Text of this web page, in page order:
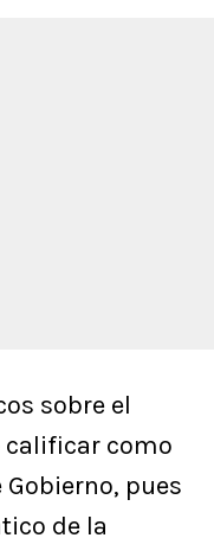
sobre el
calificar como
pues
de la